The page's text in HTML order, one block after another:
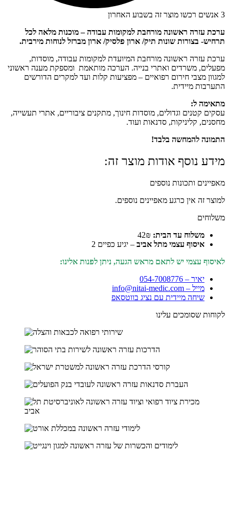
3 אנשים רכשו מוצר זה בשבוע האחרון
ערכת עזרה ראשונה מורחבת למקומות עבודה – מוכנות מלאה לכל
תרחיש- בצורות שונות תיק/ ארון פלסיק/ ארון מברזל לנוחות מירבית.
ערכת עזרה ראשונה מורחבת המיועדת למקומות עבודה, מוסדות,
מפעלים, משרדים ואתרי בנייה. הערכה מותאמת ומספקת מענה ראשוני
למגוון מצבי חירום רפואיים – מפציעות קלות ועד למקרים הדורשים
התערבות מיידית.
מתאימה ל:
עסקים קטנים וגדולים, מוסדות חינוך, מתקנים ציבוריים, אתרי תעשייה,
מחסנים, קליניקות, סדנאות ועוד.
התמונה להמחשה בלבד!
מידע נוסף אודות מוצר זה:
מאפיינים ותכונות נוספים
למוצר זה אין כרגע מאפיינים נוספים.
משלוחים
משלוח עד הבית:
איסוף עצמי מתל אביב – יגיע כפיים 2
לאיסוף עצמי יש לתאם מראש הגעה, ניתן לפנות אלינו:
יאיר – 054-7008776
מייל – info@nitai-medic.com
שיחה מיידית עם נציג בווטסאפ
לקוחות שסומכים עלינו